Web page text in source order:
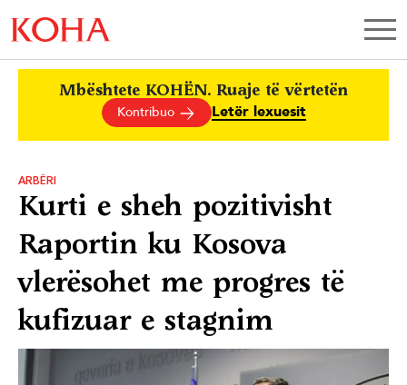
Mbështete KOHËN. Ruaje të vërtetën
Kontribuo Letër lexuesit
ARBËRI
Kurti e sheh pozitivisht
Raportin ku Kosova
vlerësohet me progres të
kufizuar e stagnim